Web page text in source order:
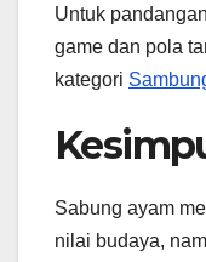
Untuk
game dan pola
kategori
Sabung ayam
nilai budaya,